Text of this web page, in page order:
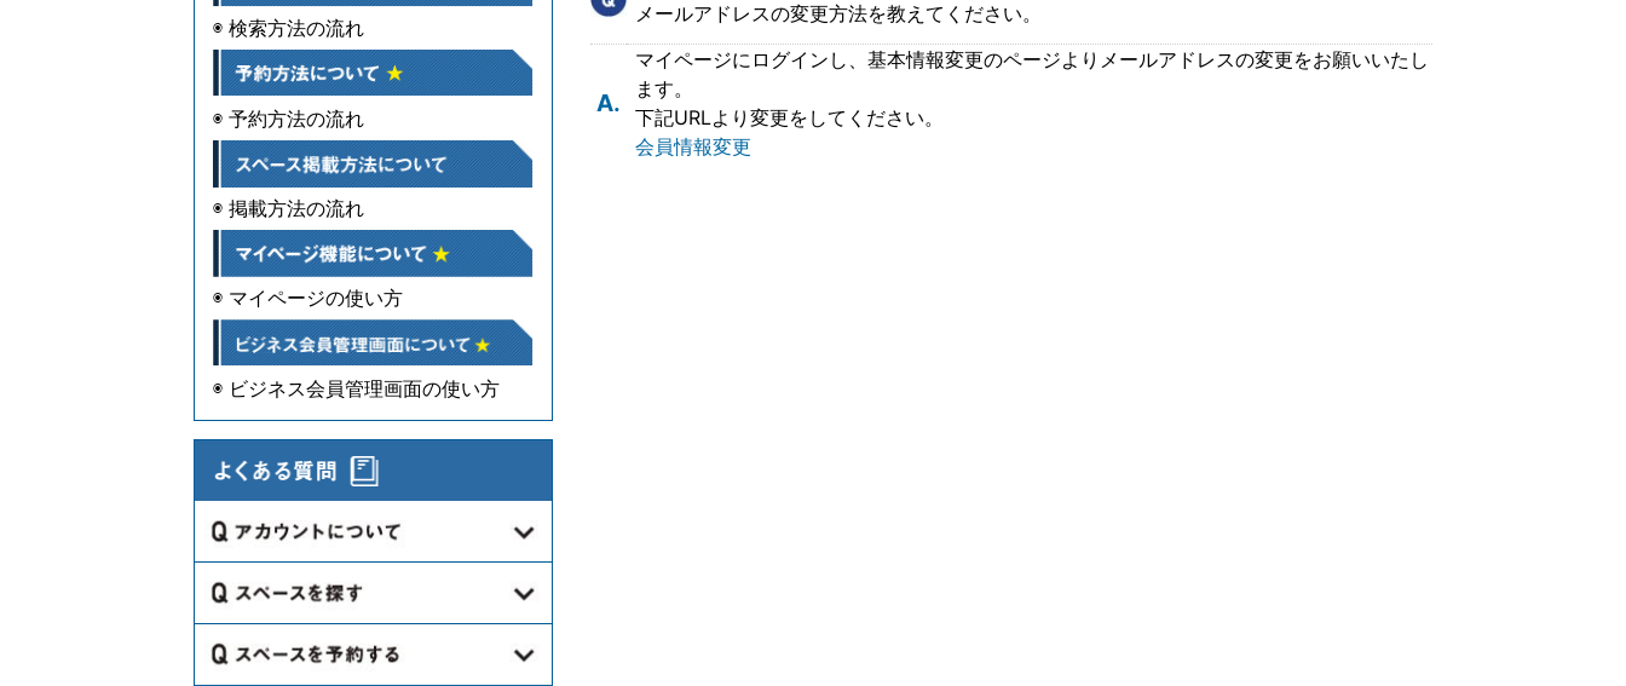
◉ 検索方法の流れ
◉ 予約方法の流れ
◉ 掲載方法の流れ
◉ マイページの使い方
◉ ビジネス会員管理画面の使い方
Q.会員登録は必要ですか？
Q.会員登録には年齢制限などの制限
はありますか？
Q.どのようにスペースを探すのです
メールアドレスの変更方法を教えてください。
A.
マイページにログインし、基本情報変更のページよりメールアドレスの変更をお願いいたし
ます。
下記URLより変更をしてください。
会員情報変更